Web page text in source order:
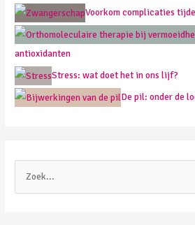
Voorkom complicaties
antioxidanten
Stress: wat doet het in ons lijf?
De pil: onder de